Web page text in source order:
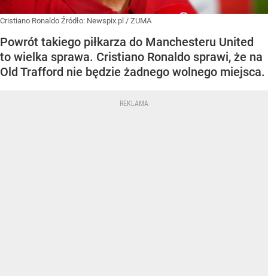
Cristiano Ronaldo Źródło: Newspix.pl / ZUMA
Powrót takiego piłkarza do Manchesteru United
to wielka sprawa. Cristiano Ronaldo sprawi, że na
Old Trafford nie będzie żadnego wolnego miejsca.